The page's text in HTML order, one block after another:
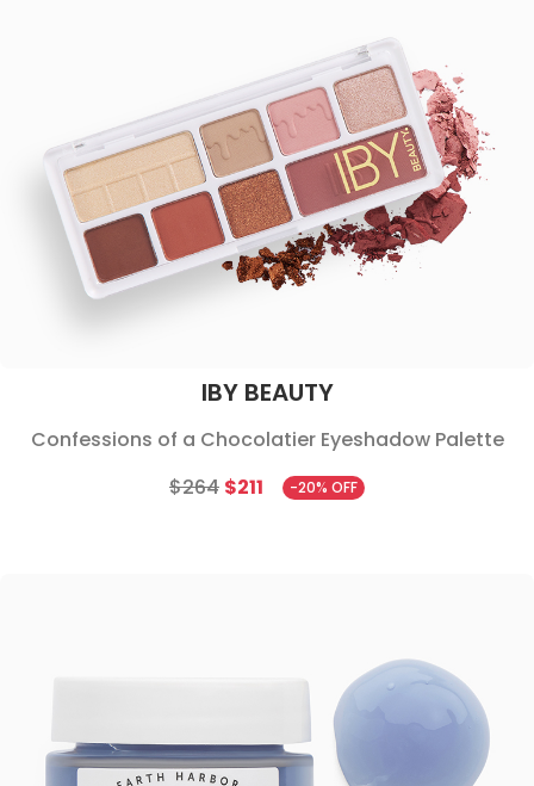
IBY BEAUTY
Confessions of a Chocolatier Eyeshadow Palette
$264 $211 -20% OFF